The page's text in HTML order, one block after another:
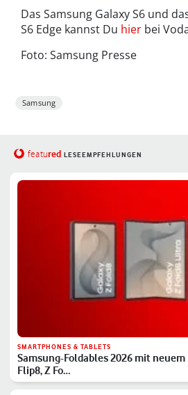
Das Samsung Galaxy S6 und
S6 Edge kannst Du hier bei
Foto: Samsung Presse
Samsung
featured LESEEMPFEHLUNGEN
SMARTPHONES & TABLETS
Samsung-Foldables 2026 mit neuem
Flip8, Z Fo…